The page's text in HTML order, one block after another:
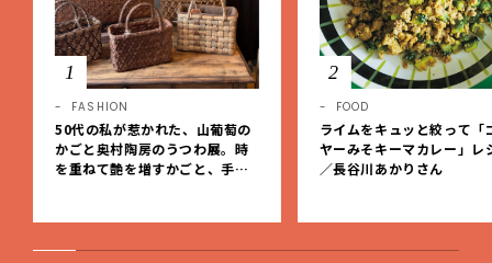
1
FASHION
50代の私が惹かれた、山葡萄の
かごと奥村陶房のうつわ展。時
を重ねて艶を増すかごと、手仕
2
FOOD
ライムをキュッと絞って「
ヤーみそキーマカレー」レ
／長谷川あかりさん